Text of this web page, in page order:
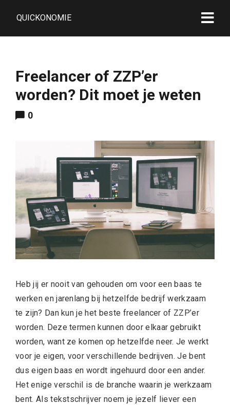
QUICKONOMIE
Freelancer of ZZP’er
worden? Dit moet je weten
0
Heb jij er nooit van gehouden om voor een baas te
werken en jarenlang bij hetzelfde bedrijf werkzaam
te zijn? Dan kun je het beste freelancer of ZZP’er
worden. Deze termen kunnen door elkaar gebruikt
worden, want ze komen op hetzelfde neer. Je werkt
voor je eigen, voor verschillende bedrijven. Je bent
dus eigen baas en wordt ingehuurd door een ander.
Het enige verschil is de branche waarin je werkzaam
bent. Als tekstschrijver noem je jezelf liever een